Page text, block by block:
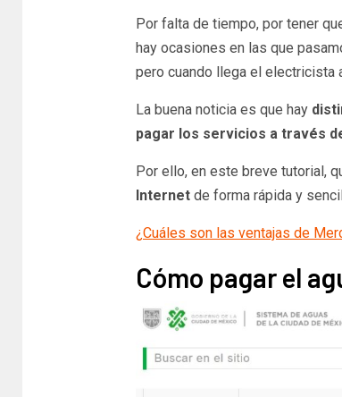
Por falta de tiempo, por tener
hay ocasiones en las que
pero cuando llega el electricista
La buena noticia es que hay
pagar los servicios a través
Por ello, en este breve tutorial,
Internetde forma rápida y
¿Cuáles son las ventajas de
Cómo pagar el